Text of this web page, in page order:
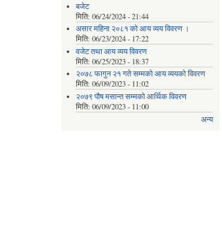
बजेट
मिति: 06/24/2024 - 21:44
असार महिना २०८१ को आय व्यय विवरण ।
मिति: 06/23/2024 - 17:22
वजेट तथा आय व्यय विवरण
मिति: 06/25/2023 - 18:37
२०७८ फागुन २१ गते सम्मको आय व्ययको विवरण
मिति: 06/09/2023 - 11:02
२०७९ पौष मसान्त सम्मको आर्थिक विवरण
मिति: 06/09/2023 - 11:00
अन्य